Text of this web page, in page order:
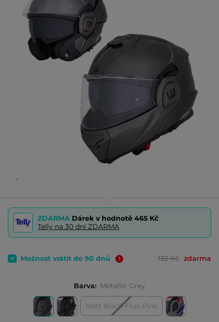
ZDARMA Dárek v hodnotě 465 Kč
Telly na 30 dní ZDARMA
Možnost vrátit do 90 dnů 132 Kč zdarma
Barva: Metallic Grey
Matt Black-Fluo Pink